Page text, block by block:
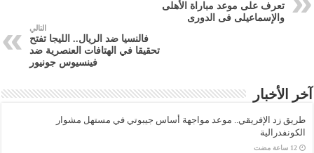
تعرف على موعد مباراة الأهلى
والإسماعيلى فى الدورى
التالي
فالنسيا ضد الريال.. الليجا تفتح
تحقيقا في الهتافات العنصرية ضد
فينسيوس جونيور
آخر الأخبار
طريق زد الإفريقي.. موعد مواجهة أساس جيبوتي في مستهل مشوار
الكونفدرالية
‏12 ساعة مضت